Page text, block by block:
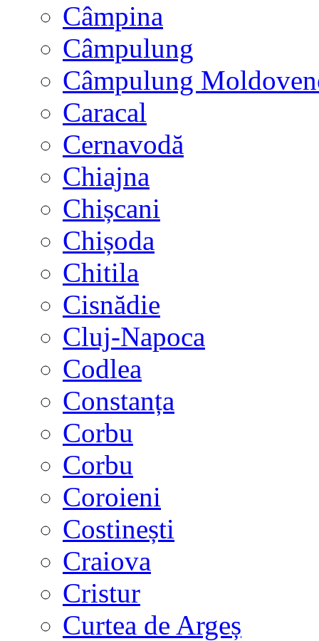
Câmpina
Câmpulung
Câmpulung
Caracal
Cernavodă
Chiajna
Chișcani
Chișoda
Chitila
Cisnădie
Cluj-Napoca
Codlea
Constanța
Corbu
Corbu
Coroieni
Costinești
Craiova
Cristur
Curtea de Argeș